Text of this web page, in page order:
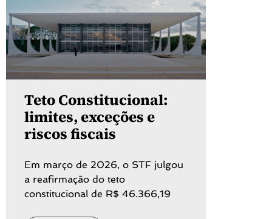
Teto Constitucional:
limites, exceções e
riscos fiscais
Em março de 2026, o STF julgou
a reafirmação do teto
constitucional de R$ 46.366,19